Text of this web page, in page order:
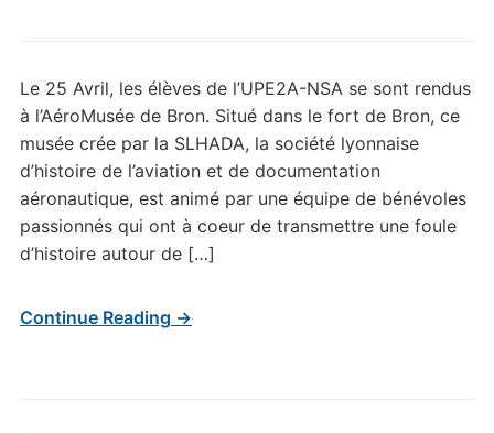
Le 25 Avril, les élèves de l’UPE2A-NSA se sont rendus
à l’AéroMusée de Bron. Situé dans le fort de Bron, ce
musée crée par la SLHADA, la société lyonnaise
d’histoire de l’aviation et de documentation
aéronautique, est animé par une équipe de bénévoles
passionnés qui ont à coeur de transmettre une foule
d’histoire autour de […]
Continue Reading →